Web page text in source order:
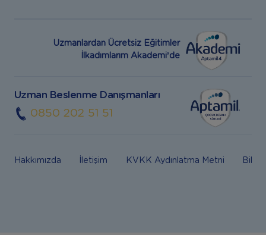
Uzmanlardan Ücretsiz Eğitimler
İlkadımlarım Akademi’de
Uzman Beslenme Danışmanları
0850 202 51 51
Hakkımızda İletişim KVKK Aydınlatma Metni Bilgi